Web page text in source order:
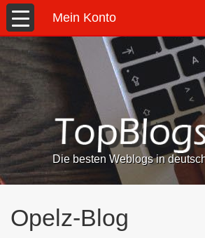
Mein Konto
Die besten Weblogs in
Opelz-Blog